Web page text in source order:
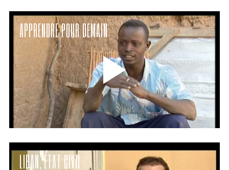
APPRENDRE POUR DEMAIN
LIBAN, ÉTAT CIVIL